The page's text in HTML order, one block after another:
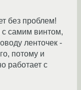
без проблем!
самим винтом,
ленточек -
потому и
работает с